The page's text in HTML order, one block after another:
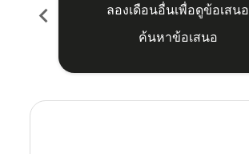
chevron_left
ลองเดือนอื่นเพื่อดูข้อเสนอ
ค้นหาข้อเสนอ